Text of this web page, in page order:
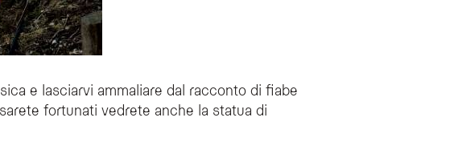
e lasciarvi ammaliare dal racconto di fiabe
fortunati vedrete anche la statua di